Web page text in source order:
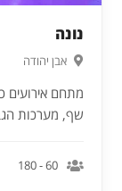
נונה
אבן יהודה
שף, מערכות
60 - 180